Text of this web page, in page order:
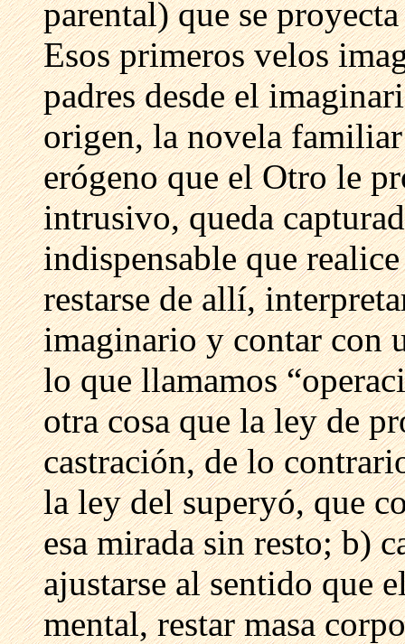
parental) que se
Esos primeros velos
padres desde el
origen, la novela
erógeno que el Otro le
intrusivo, queda
indispensable que
restarse de allí,
imaginario y contar con
lo que llamamos
otra cosa que la ley de
castración, de lo
la ley del superyó, que
esa mirada sin resto; b)
ajustarse al sentido que
mental, restar masa